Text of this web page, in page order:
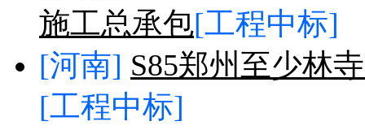
施工总承包[工程中标]
[河南] S85郑州至少林
[工程中标]